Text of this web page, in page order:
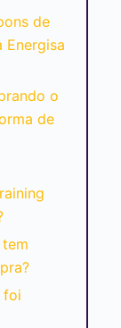
de
o
de
foi